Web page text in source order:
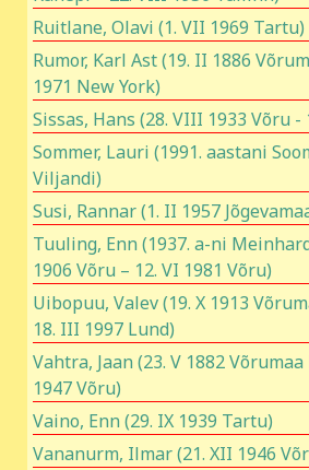
Ruitlane, Olavi (1. VII 1969 Tartu)
Rumor, Karl Ast (19. II 1886
1971 New York)
Sissas, Hans (28. VIII 1933 Võru -
Sommer, Lauri (1991. aastani
Viljandi)
Susi, Rannar (1. II 1957
Tuuling, Enn (1937. a-ni
1906 Võru – 12. VI 1981 Võru)
Uibopuu, Valev (19. X 1913
18. III 1997 Lund)
Vahtra, Jaan (23. V 1882
1947 Võru)
Vaino, Enn (29. IX 1939 Tartu)
Vananurm, Ilmar (21. XII 1946